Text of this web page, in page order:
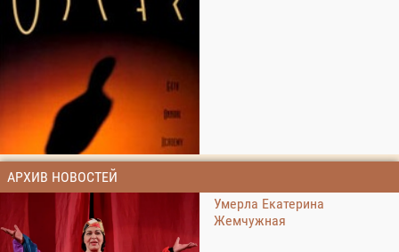
АРХИВ НОВОСТЕЙ
Умерла Екатерина
Жемчужная